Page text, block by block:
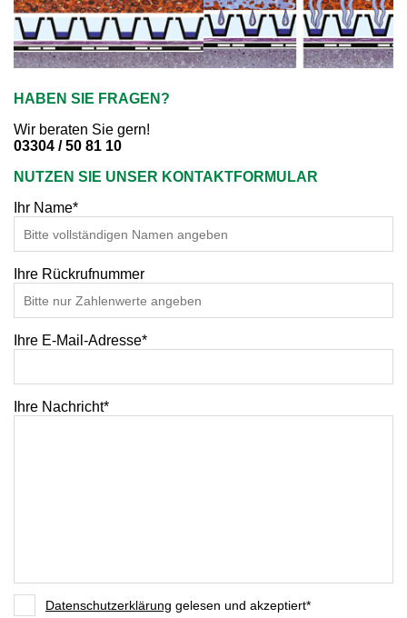
HABEN SIE FRAGEN?
Wir beraten Sie gern!
03304 / 50 81 10
NUTZEN SIE UNSER KONTAKTFORMULAR
Ihr Name*
Ihre Rückrufnummer
Ihre E-Mail-Adresse*
Ihre Nachricht*
Datenschutzerklärung gelesen und akzeptiert*